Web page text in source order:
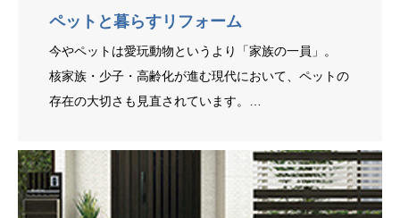
ペットと暮らすリフォーム
今やペットは愛玩動物というより「家族の一員」。
核家族・少子・高齢化が進む現代において、ペットの
存在の大切さも見直されています。…